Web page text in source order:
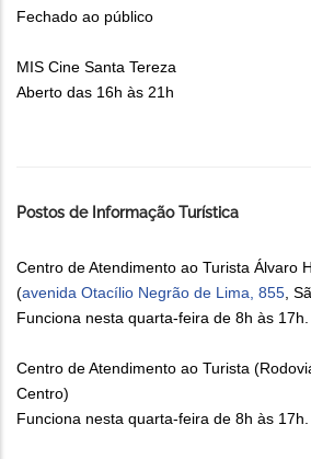
Fechado ao público
MIS Cine Santa Tereza
Aberto das 16h às 21h
Postos de Informação Turística
Centro de Atendimento ao Turista Álvaro
(avenida Otacílio Negrão de Lima, 855,
Funciona nesta quarta-feira de 8h às 17h.
Centro de Atendimento ao Turista
Centro)
Funciona nesta quarta-feira de 8h às 17h.